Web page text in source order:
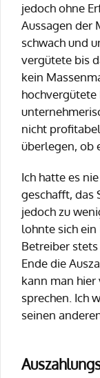
jedoch ohne
Aussagen der
schwach und
vergütete bis
kein
hochvergütete
nicht
überlegen, ob
Ich hatte es
geschafft, das
jedoch zu
lohnte sich
Betreiber
Ende die
kann man
sprechen. Ich
seinen